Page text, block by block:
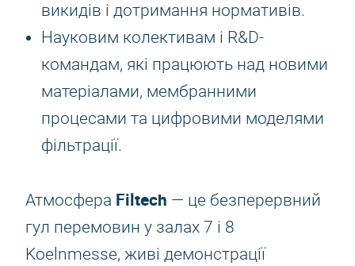
викидів і дотримання нормативів.
Науковим колективам і R&D-
командам, які працюють над новими
матеріалами, мембранними
процесами та цифровими моделями
фільтрації.
Атмосфера Filtech — це безперервний
гул перемовин у залах 7 і 8
Koelnmesse, живі демонстрації